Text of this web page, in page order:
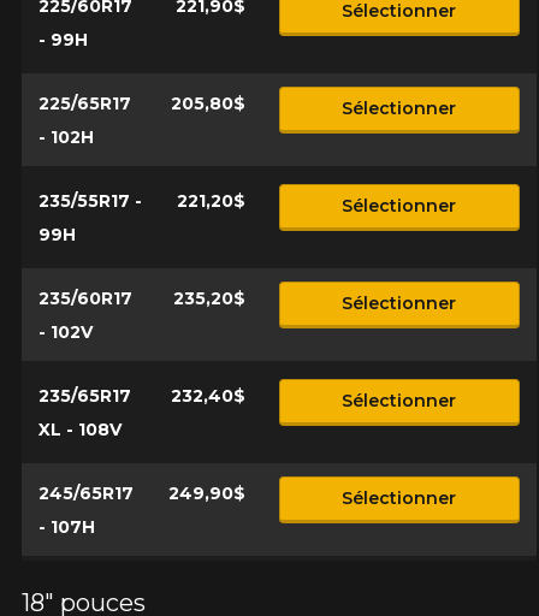
225/60R17
- 99H
221,90$ Sélectionner
225/65R17
- 102H
205,80$ Sélectionner
235/55R17 -
99H
221,20$ Sélectionner
235/60R17
- 102V
235,20$ Sélectionner
235/65R17
XL - 108V
232,40$ Sélectionner
245/65R17
- 107H
249,90$ Sélectionner
18" pouces